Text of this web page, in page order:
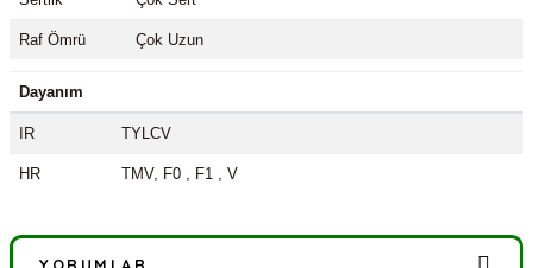
Raf Ömrü Çok Uzun
Dayanım
IR TYLCV
HR TMV, F0 , F1 , V